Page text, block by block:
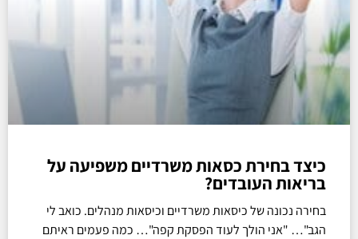
כיצד בחירת כסאות משרדיים משפיעה על
בריאות העובדים?
בחירה נכונה של כיסאות משרדיים וכיסאות מנהלים. כואב לי
הגב"… "אני הולך לעוד הפסקת קפה"… כמה פעמים ראיתם